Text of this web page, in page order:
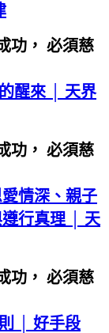
醒來 │ 天界
情深、親子
行真理 │ 天
│ 好手段